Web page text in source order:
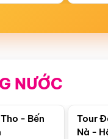
NƯỚC
Điểm nổi bật
- Bến
Tour
Nà -